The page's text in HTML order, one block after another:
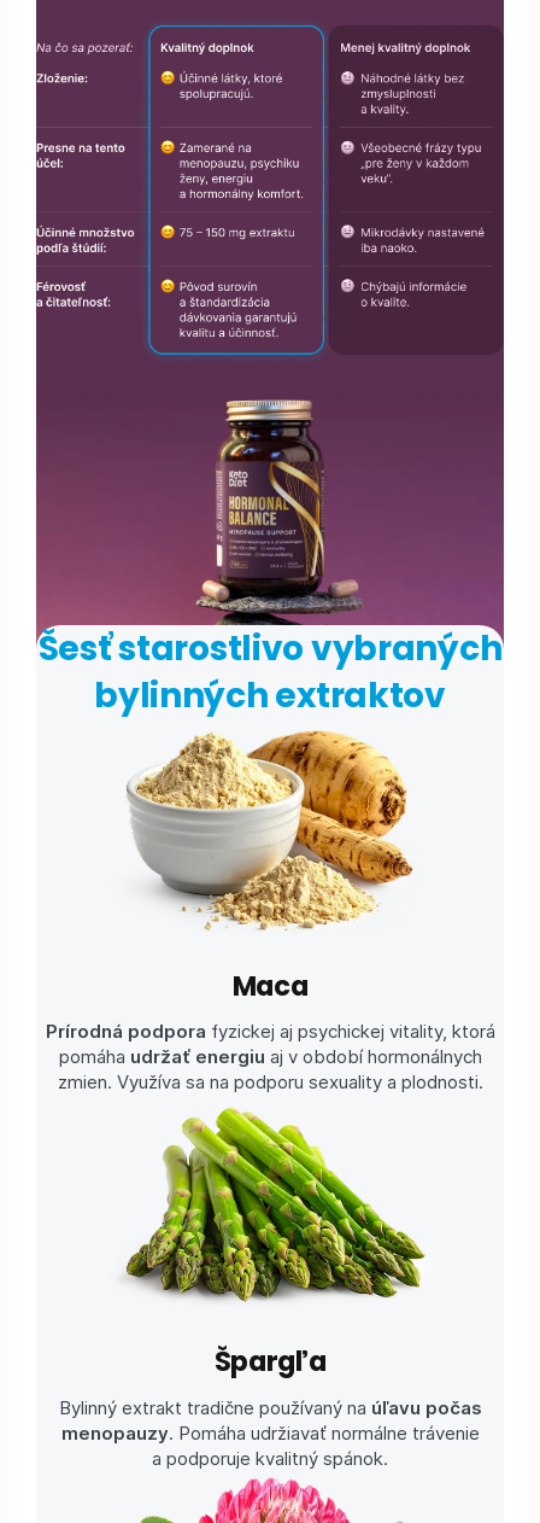
Šesť starostlivo vybraných
bylinných extraktov
Maca
Prírodná podpora fyzickej aj psychickej vitality, ktorá
pomáha udržať energiu aj v období hormonálnych
zmien. Využíva sa na podporu sexuality a plodnosti.
Špargľa
Bylinný extrakt tradične používaný na úľavu počas
menopauzy. Pomáha udržiavať normálne trávenie
a podporuje kvalitný spánok.